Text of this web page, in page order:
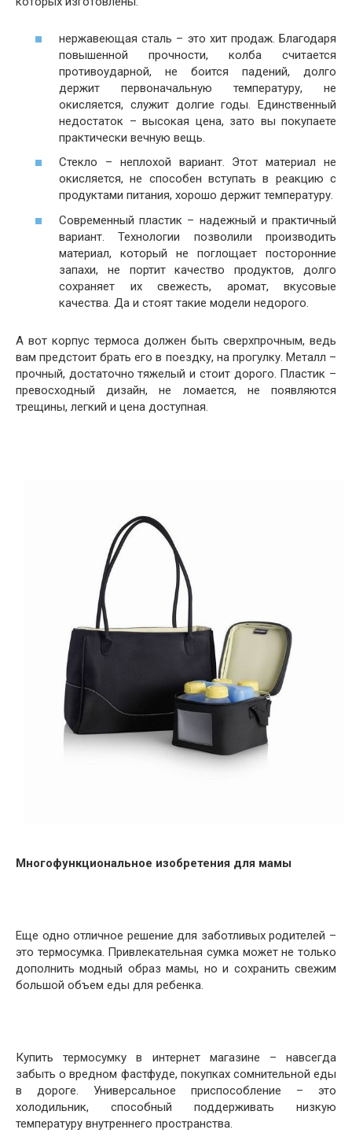
нержавеющая сталь – это хит продаж. Благодаря
повышенной прочности, колба считается
противоударной, не боится падений, долго
держит первоначальную температуру, не
окисляется, служит долгие годы. Единственный
недостаток – высокая цена, зато вы покупаете
практически вечную вещь.
Стекло – неплохой вариант. Этот материал не
окисляется, не способен вступать в реакцию с
продуктами питания, хорошо держит температуру.
Современный пластик – надежный и практичный
вариант. Технологии позволили производить
материал, который не поглощает посторонние
запахи, не портит качество продуктов, долго
сохраняет их свежесть, аромат, вкусовые
качества. Да и стоят такие модели недорого.
А вот корпус термоса должен быть сверхпрочным, ведь
вам предстоит брать его в поездку, на прогулку. Металл –
прочный, достаточно тяжелый и стоит дорого. Пластик –
превосходный дизайн, не ломается, не появляются
трещины, легкий и цена доступная.
Многофункциональное изобретения для мамы
Еще одно отличное решение для заботливых родителей –
это термосумка. Привлекательная сумка может не только
дополнить модный образ мамы, но и сохранить свежим
большой объем еды для ребенка.
Купить термосумку в интернет магазине – навсегда
забыть о вредном фастфуде, покупках сомнительной еды
в дороге. Универсальное приспособление – это
холодильник, способный поддерживать низкую
температуру внутреннего пространства.